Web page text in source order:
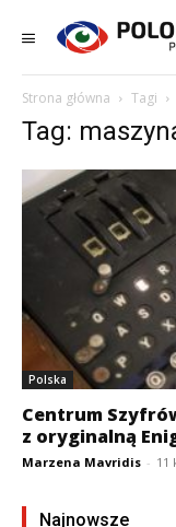
Strona główna Tagi
Tag:
Polska
Centrum
z oryginalną
Marzena Mavridis - 11
Najnowsze